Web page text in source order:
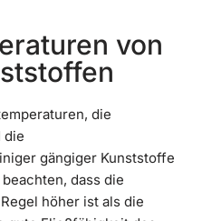
von
die
die
gängiger Kunststoffe
dass die
höher ist als die